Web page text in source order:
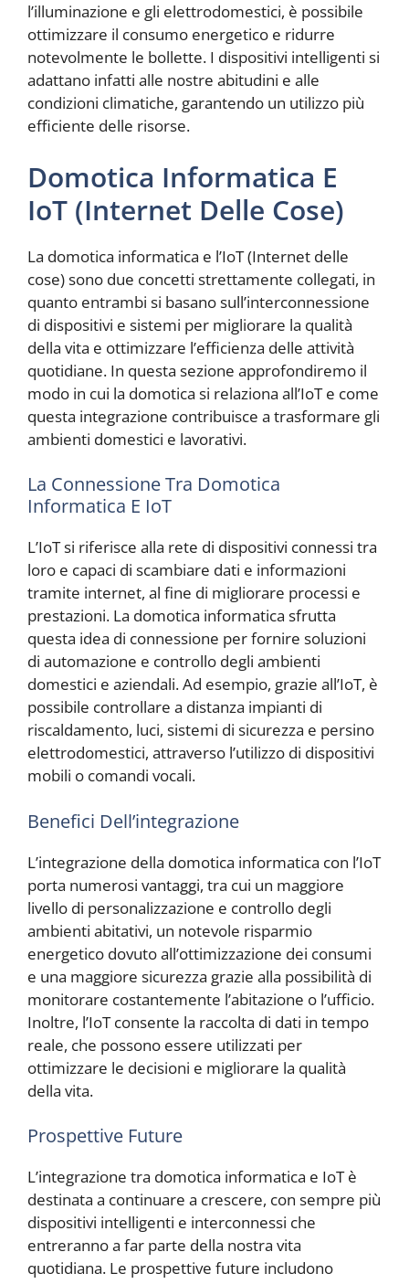
l’illuminazione e gli elettrodomestici, è possibile
ottimizzare il consumo energetico e ridurre
notevolmente le bollette. I dispositivi intelligenti si
adattano infatti alle nostre abitudini e alle
condizioni climatiche, garantendo un utilizzo più
efficiente delle risorse.
Domotica Informatica E
IoT (Internet Delle Cose)
La domotica informatica e l’IoT (Internet delle
cose) sono due concetti strettamente collegati, in
quanto entrambi si basano sull’interconnessione
di dispositivi e sistemi per migliorare la qualità
della vita e ottimizzare l’efficienza delle attività
quotidiane. In questa sezione approfondiremo il
modo in cui la domotica si relaziona all’IoT e come
questa integrazione contribuisce a trasformare gli
ambienti domestici e lavorativi.
La Connessione Tra Domotica
Informatica E IoT
L’IoT si riferisce alla rete di dispositivi connessi tra
loro e capaci di scambiare dati e informazioni
tramite internet, al fine di migliorare processi e
prestazioni. La domotica informatica sfrutta
questa idea di connessione per fornire soluzioni
di automazione e controllo degli ambienti
domestici e aziendali. Ad esempio, grazie all’IoT, è
possibile controllare a distanza impianti di
riscaldamento, luci, sistemi di sicurezza e persino
elettrodomestici, attraverso l’utilizzo di dispositivi
mobili o comandi vocali.
Benefici Dell’integrazione
L’integrazione della domotica informatica con l’IoT
porta numerosi vantaggi, tra cui un maggiore
livello di personalizzazione e controllo degli
ambienti abitativi, un notevole risparmio
energetico dovuto all’ottimizzazione dei consumi
e una maggiore sicurezza grazie alla possibilità di
monitorare costantemente l’abitazione o l’ufficio.
Inoltre, l’IoT consente la raccolta di dati in tempo
reale, che possono essere utilizzati per
ottimizzare le decisioni e migliorare la qualità
della vita.
Prospettive Future
L’integrazione tra domotica informatica e IoT è
destinata a continuare a crescere, con sempre più
dispositivi intelligenti e interconnessi che
entreranno a far parte della nostra vita
quotidiana. Le prospettive future includono